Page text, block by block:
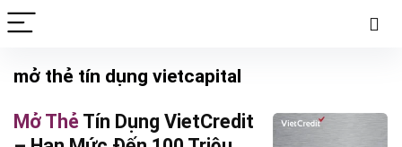
mở thẻ tín dụng vietcapital
Mở Thẻ Tín Dụng VietCredit